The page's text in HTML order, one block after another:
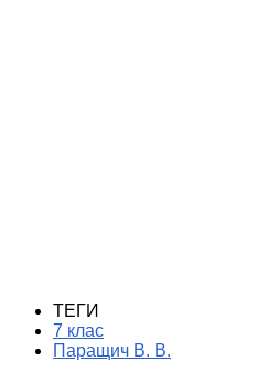
ТЕГИ
7 клас
Паращич В. В.